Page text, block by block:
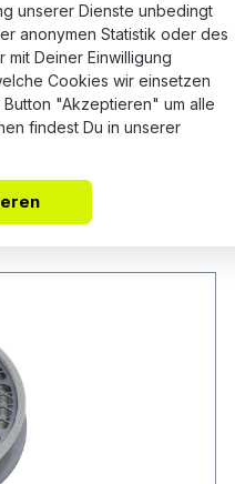
Teile Deine Erfahrungen mit
unserer Dienste unbedingt
anonymen Statistik oder des
Deiner Einwilligung
Cookies wir einsetzen
"Akzeptieren" um alle
findest Du in unserer